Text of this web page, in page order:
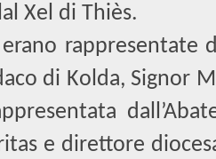
Xel di Thiès.
rappresentate
di Kolda, Signor
e direttore